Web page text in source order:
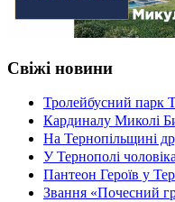
Свіжі новини
Тролейбусний парк
Кардиналу Миколі
На Тернопільщині
У Тернополі
Пантеон Героїв у
Звання «Почесний